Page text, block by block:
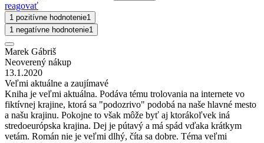
reagovať
1 pozitívne hodnotenie1
1 negatívne hodnotenie1
Marek Gábriš
Neoverený nákup
13.1.2020
Veľmi aktuálne a zaujímavé
Kniha je veľmi aktuálna. Podáva tému trolovania na internete vo
fiktívnej krajine, ktorá sa "podozrivo" podobá na naše hlavné mesto
a našu krajinu. Pokojne to však môže byť aj ktorákoľvek iná
stredoeurópska krajina. Dej je pútavý a má spád vďaka krátkym
vetám. Román nie je veľmi dlhý, číta sa dobre. Téma veľmi